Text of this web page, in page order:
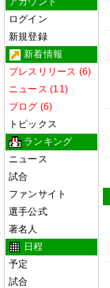
ログイン
新規登録
新着情報
プレスリリース (6)
ニュース (11)
ブログ (6)
トピックス
ランキング
ニュース
試合
ファンサイト
選手公式
著名人
日程
予定
試合